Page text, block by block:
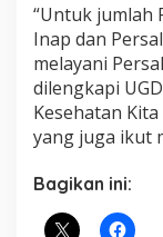
“Untuk jumlah
Inap dan
melayani
dilengkapi
Kesehatan
yang juga ikut
Bagikan ini: